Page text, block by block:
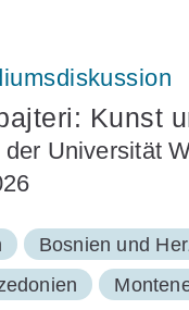
Kunst
Universität
Bosnien und